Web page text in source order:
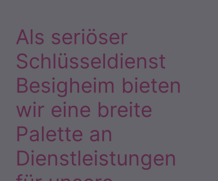
Als seriöser
Schlüsseldienst
Besigheim bieten
wir eine breite
Palette an
Dienstleistungen